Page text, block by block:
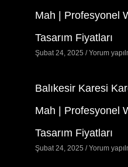
Mah | Profesyonel
Tasarım Fiyatları
Şubat 24, 2025 Yorum
Balıkesir Karesi
Mah | Profesyonel
Tasarım Fiyatları
Şubat 24, 2025 Yorum